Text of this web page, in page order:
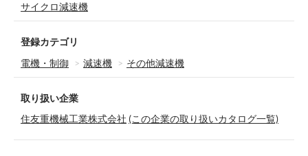
サイクロ減速機
登録カテゴリ
電機・制御
減速機 その他減速機
取り扱い企業
住友重機械工業株式会社 (この企業の取り扱いカタログ一覧)